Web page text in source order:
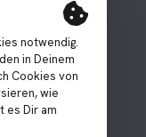
notwendig.
in Deinem
Cookies von
wie
es Dir am